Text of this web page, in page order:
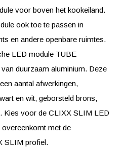
voor boven het kookeiland.
ook toe te passen in
en andere openbare ruimtes.
LED module TUBE
duurzaam aluminium. Deze
aantal afwerkingen,
en wit, geborsteld brons,
Kies voor de CLIXX SLIM LED
met de
SLIM profiel.